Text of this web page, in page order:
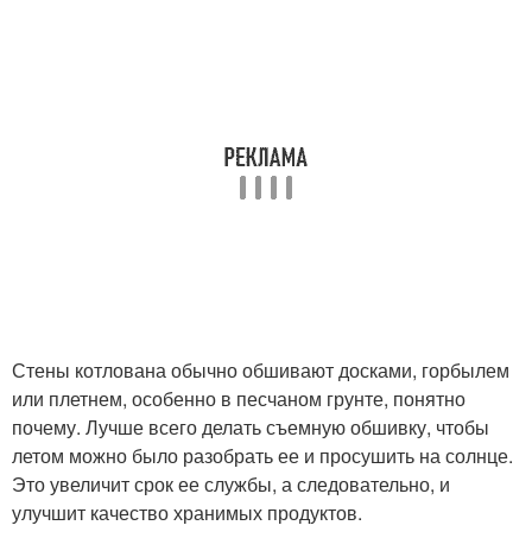
Стены котлована обычно обшивают досками, горбылем
или плетнем, особенно в песчаном грунте, понятно
почему. Лучше всего делать съемную обшивку, чтобы
летом можно было разобрать ее и просушить на солнце.
Это увеличит срок ее службы, а следовательно, и
улучшит качество хранимых продуктов.